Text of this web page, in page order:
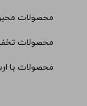
محصولات
محصولات
محصولات با